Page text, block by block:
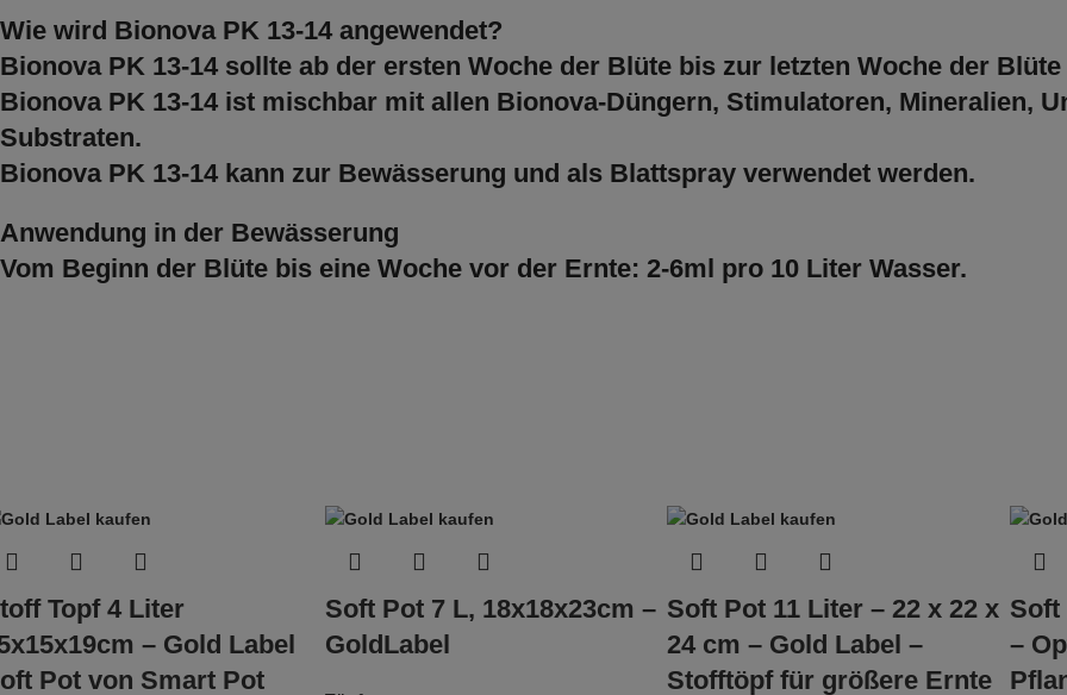
Wie wird Bionova PK 13-14 angewendet?
Bionova PK 13-14 sollte ab der ersten Woche der Blüte bis zur letzten Woche der
Bionova PK 13-14 ist mischbar mit allen Bionova-Düngern, Stimulatoren, Mineralien,
Substraten.
Bionova PK 13-14 kann zur Bewässerung und als Blattspray verwendet werden.
Anwendung in der Bewässerung
Vom Beginn der Blüte bis eine Woche vor der Ernte: 2-6ml pro 10 Liter Wasser.
Topf 4 Liter
– Gold Label
Pot von Smart Pot
Soft Pot 7 L, 18x18x23cm –
GoldLabel
Soft Pot 11 Liter – 22 x 22 x
24 cm – Gold Label –
Stofftöpf für größere Ernte
Soft
–